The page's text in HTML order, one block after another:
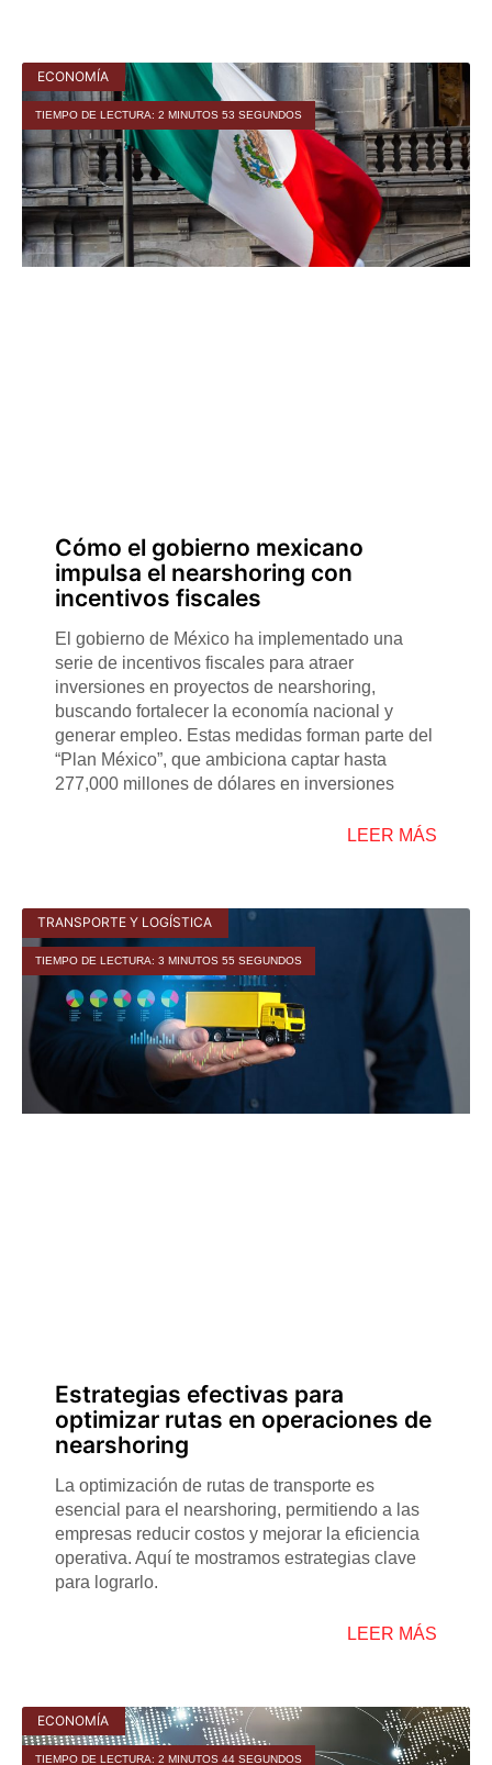
ECONOMÍA
Cómo el gobierno mexicano
impulsa el nearshoring con
incentivos fiscales
TIEMPO DE LECTURA: 2 MINUTOS 53 SEGUNDOS
El gobierno de México ha implementado una
serie de incentivos fiscales para atraer
inversiones en proyectos de nearshoring,
buscando fortalecer la economía nacional y
generar empleo. Estas medidas forman parte del
“Plan México”, que ambiciona captar hasta
277,000 millones de dólares en inversiones
LEER MÁS
TRANSPORTE Y LOGÍSTICA
Estrategias efectivas para
optimizar rutas en operaciones de
nearshoring
TIEMPO DE LECTURA: 3 MINUTOS 55 SEGUNDOS
La optimización de rutas de transporte es
esencial para el nearshoring, permitiendo a las
empresas reducir costos y mejorar la eficiencia
operativa. Aquí te mostramos estrategias clave
para lograrlo.
LEER MÁS
ECONOMÍA
TIEMPO DE LECTURA: 2 MINUTOS 44 SEGUNDOS